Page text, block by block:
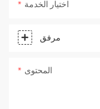
اختيار الخدمة
مرفق
المحتوى